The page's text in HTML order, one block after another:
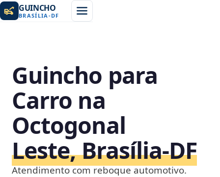
GUINCHO
BRASÍLIA -DF
Guincho para
Carro na
Octogonal
Leste, Brasília‑DF
Atendimento com reboque automotivo.